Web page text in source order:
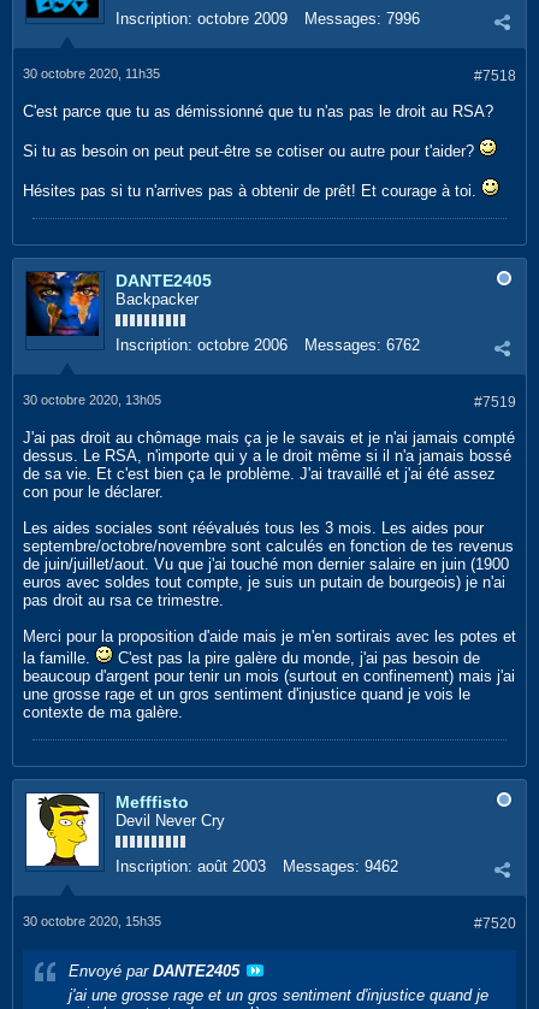
Inscription: octobre 2009 Messages: 7996
#7518
30 octobre 2020, 11h35
C'est parce que tu as démissionné que tu n'as pas le droit au RSA?
Si tu as besoin on peut peut-être se cotiser ou autre pour t'aider?
Hésites pas si tu n'arrives pas à obtenir de prêt! Et courage à toi.
DANTE2405
Backpacker
Inscription: octobre 2006 Messages: 6762
#7519
30 octobre 2020, 13h05
J'ai pas droit au chômage mais ça je le savais et je n'ai jamais compté
dessus. Le RSA, n'importe qui y a le droit même si il n'a jamais bossé
de sa vie. Et c'est bien ça le problème. J'ai travaillé et j'ai été assez
con pour le déclarer.
Les aides sociales sont réévalués tous les 3 mois. Les aides pour
septembre/octobre/novembre sont calculés en fonction de tes revenus
de juin/juillet/aout. Vu que j'ai touché mon dernier salaire en juin (1900
euros avec soldes tout compte, je suis un putain de bourgeois) je n'ai
pas droit au rsa ce trimestre.
Merci pour la proposition d'aide mais je m'en sortirais avec les potes et
la famille.
C'est pas la pire galère du monde, j'ai pas besoin de
beaucoup d'argent pour tenir un mois (surtout en confinement) mais j'ai
une grosse rage et un gros sentiment d'injustice quand je vois le
contexte de ma galère.
Mefffisto
Devil Never Cry
Inscription: août 2003 Messages: 9462
#7520
30 octobre 2020, 15h35
Envoyé par DANTE2405
j'ai une grosse rage et un gros sentiment d'injustice quand je